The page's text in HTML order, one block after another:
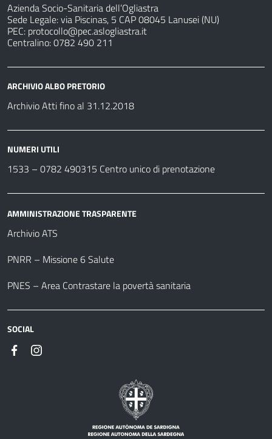
Azienda Socio-Sanitaria dell’Ogliastra
Sede Legale: via Piscinas, 5 CAP 08045 Lanusei (NU)
PEC: protocollo@pec.aslogliastra.it
Centralino: 0782 490 211
ARCHIVIO ALBO PRETORIO
Archivio Atti fino al 31.12.2018
NUMERI UTILI
1533 – 0782 490315 Centro unico di prenotazione
AMMINISTRAZIONE TRASPARENTE
Archivio ATS
PNRR – Missione 6 Salute
PNES – Area Contrastare la povertà sanitaria
SOCIAL